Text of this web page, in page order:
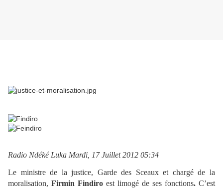
Radio Ndéké Luka Mardi, 17 Juillet 2012 05:34
Le ministre de la justice, Garde des Sceaux et chargé de la
moralisation, Firmin Findiro est limogé de ses fonctions. C’est